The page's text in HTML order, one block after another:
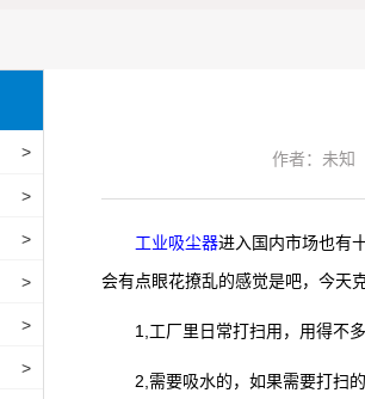
作者：未知
工业吸尘器进入国内市场也有
会有点眼花撩乱的感觉是吧，今天
1,工厂里日常打扫用，用得不多,
2,需要吸水的，如果需要打扫的
>
>
>
>
>
>